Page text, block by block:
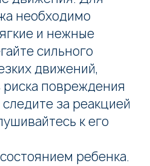
необходимо
и нежные
сильного
движений,
повреждения
за реакцией
к его
ребенка.